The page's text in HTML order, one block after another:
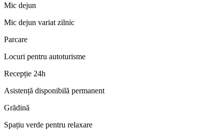
Mic dejun
Mic dejun variat zilnic
Parcare
Locuri pentru autoturisme
Recepție 24h
Asistență disponibilă permanent
Grădină
Spațiu verde pentru relaxare